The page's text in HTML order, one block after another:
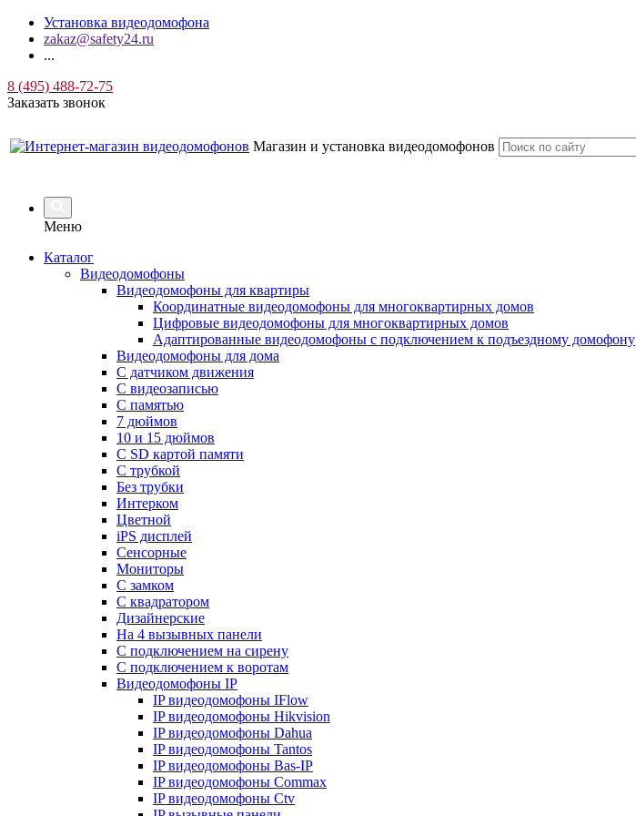
Установка видеодомофона
zakaz@safety24.ru
...
8 (495) 488-72-75
Заказать звонок
Магазин и установка видеодомофонов
Меню
Каталог
Видеодомофоны
Видеодомофоны для квартиры
Координатные видеодомофоны для многоквартирных домов
Цифровые видеодомофоны для многоквартирных домов
Адаптированные видеодомофоны с подключением к подъездному домофону
Видеодомофоны для дома
С датчиком движения
С видеозаписью
C памятью
7 дюймов
10 и 15 дюймов
С SD картой памяти
С трубкой
Без трубки
Интерком
Цветной
iPS дисплей
Сенсорные
Мониторы
С замком
C квадратором
Дизайнерские
На 4 вызывных панели
С подключением на сирену
С подключением к воротам
Видеодомофоны IP
IP видеодомофоны IFlow
IP видеодомофоны Hikvision
IP видеодомофоны Dahua
IP видеодомофоны Tantos
IP видеодомофоны Bas-IP
IP видеодомофоны Commax
IP видеодомофоны Ctv